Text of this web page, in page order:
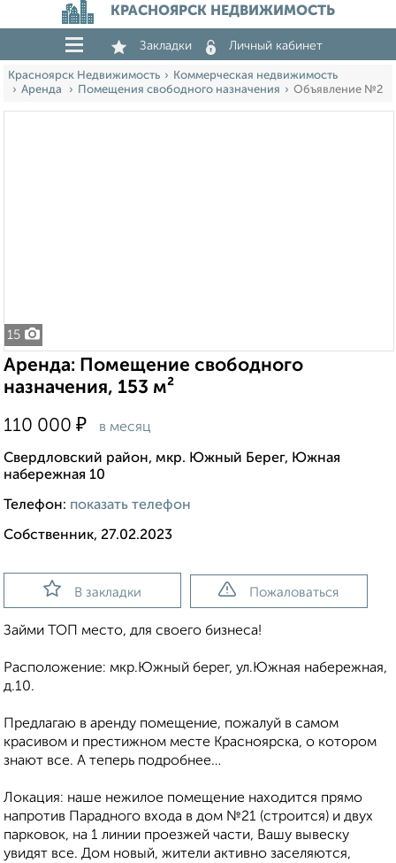
КРАСНОЯРСК НЕДВИЖИМОСТЬ
Закладки Личный кабинет
Красноярск Недвижимость
Коммерческая недвижимость
Аренда
Помещения свободного назначения Объявление №2
15
Аренда: Помещение свободного
назначения, 153 м²
110 000 ₽ в месяц
Свердловский район, мкр. Южный Берег, Южная
набережная 10
Телефон: показать телефон
Собственник, 27.02.2023
В закладки Пожаловаться
Займи ТОП место, для своего бизнеса!
Расположение: мкр.Южный берег, ул.Южная набережная,
д.10.
Предлагаю в аренду помещение, пожалуй в самом
красивом и престижном месте Красноярска, о котором
знают все. А теперь подробнее…
Локация: наше нежилое помещение находится прямо
напротив Парадного входа в дом №21 (строится) и двух
парковок, на 1 линии проезжей части, Вашу вывеску
увидят все. Дом новый, жители активно заселяются,